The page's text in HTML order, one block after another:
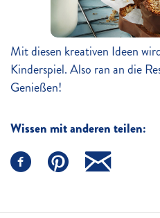
Mit diesen kreativen Ideen
Kinderspiel. Also ran an die
Genießen!
Wissen mit anderen teilen: